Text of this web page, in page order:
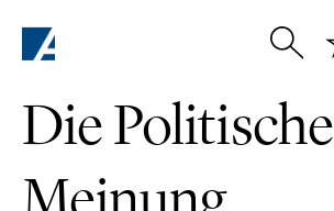
Die Politische